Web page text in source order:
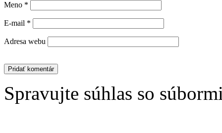
Meno *
E-mail *
Adresa webu
Spravujte súhlas so